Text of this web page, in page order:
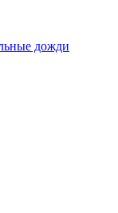
дожди